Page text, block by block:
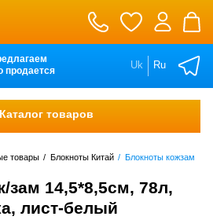
продается
Uk Ru
Каталог товаров
товары / Блокноты Китай / Блокноты кожзам
зам 14,5*8,5см, 78л,
лист-белый